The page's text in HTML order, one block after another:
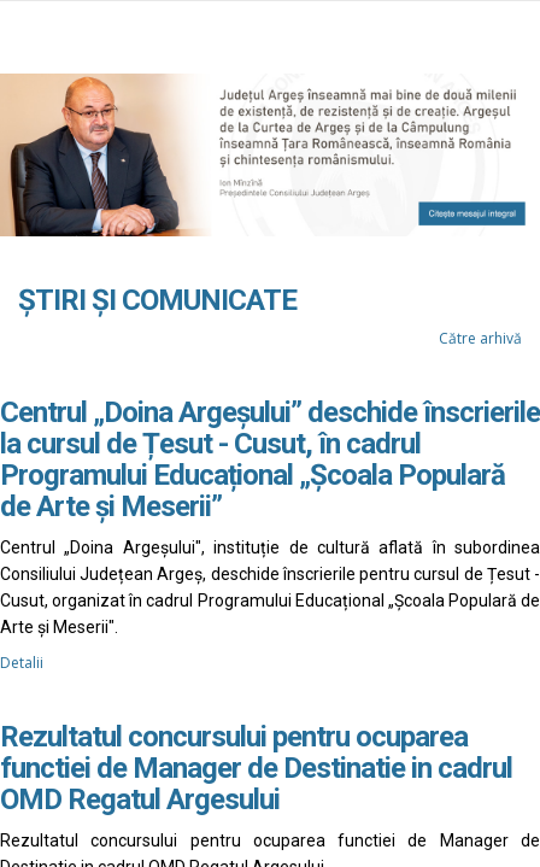
ȘTIRI ȘI COMUNICATE
Către arhivă
Centrul „Doina Argeșului” deschide înscrierile
la cursul de Țesut - Cusut, în cadrul
Programului Educațional „Școala Populară
de Arte și Meserii”
Centrul „Doina Argeșului", instituție de cultură aflată în subordinea
Consiliului Județean Argeș, deschide înscrierile pentru cursul de Țesut -
Cusut, organizat în cadrul Programului Educațional „Școala Populară de
Arte și Meserii".
Detalii
Rezultatul concursului pentru ocuparea
functiei de Manager de Destinatie in cadrul
OMD Regatul Argesului
Rezultatul concursului pentru ocuparea functiei de Manager de